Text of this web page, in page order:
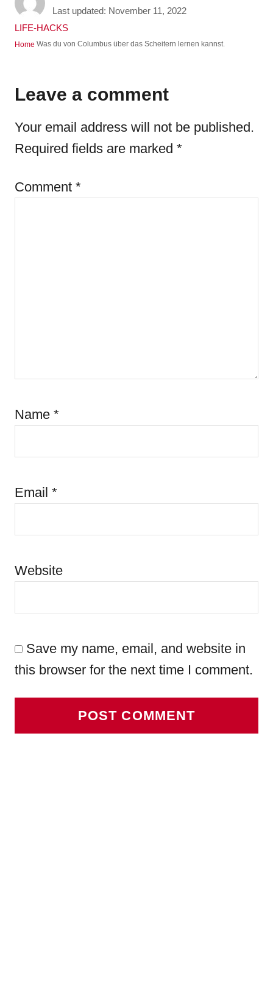
u
o
P
o
o
Last updated: November 11, 2022
C
a
o
i
s
LIFE-HACKS
Home Was du von Columbus über das Scheitern lernen kannst.
Leave a comment
Your email address will not be published.
Required fields are marked *
Comment *
Name *
Email *
Website
Save my name, email, and website in
this browser for the next time I comment.